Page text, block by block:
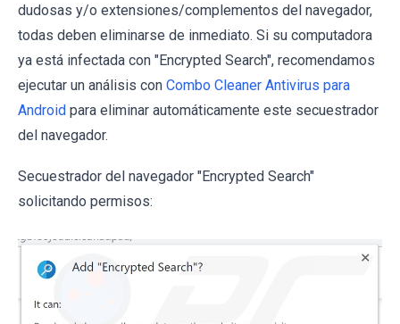
dudosas y/o extensiones/complementos del navegador,
todas deben eliminarse de inmediato. Si su computadora
ya está infectada con "Encrypted Search", recomendamos
ejecutar un análisis con Combo Cleaner Antivirus para
Android para eliminar automáticamente este secuestrador
del navegador.
Secuestrador del navegador "Encrypted Search"
solicitando permisos: